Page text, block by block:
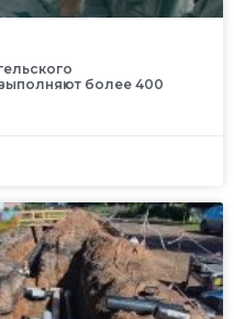
более 400